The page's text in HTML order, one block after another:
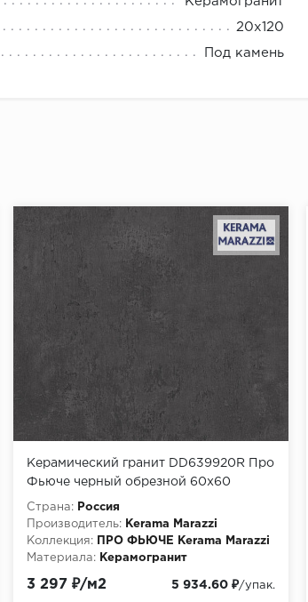
20x120
Под камень
Керамический гранит DD639920R Про
Фьюче черный обрезной 60x60
(1,8м2/54м2/30уп)
Страна:
Россия
Производитель:
Kerama Marazzi
Коллекция:
ПРО ФЬЮЧЕ Kerama Marazzi
Материала:
Керамогранит
3 297 ₽/м2 5 934.60 ₽/упак.